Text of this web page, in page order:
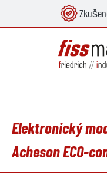
Elektronický
Acheson ECO-